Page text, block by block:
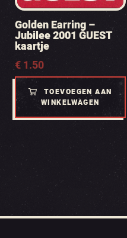
Golden Earring –
Jubilee 2001 GUEST
kaartje
€1.50
TOEVOEGEN AAN
WINKELWAGEN